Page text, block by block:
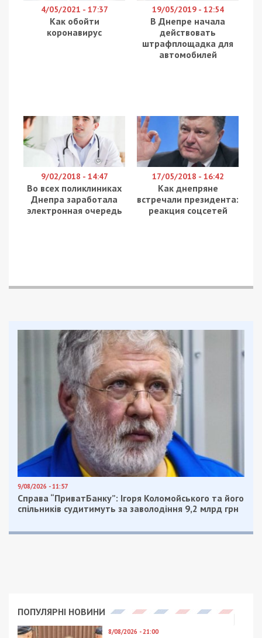
4/05/2021 - 17:37
Как обойти
коронавирус
19/05/2019 - 12:54
В Днепре начала
действовать
штрафплощадка для
автомобилей
9/02/2018 - 14:47
Во всех поликлиниках
Днепра заработала
электронная очередь
17/05/2018 - 16:42
Как днепряне
встречали президента:
реакция соцсетей
9/08/2026 - 11:57
Справа “ПриватБанку”: Ігоря Коломойського та його
спільників судитимуть за заволодіння 9,2 млрд грн
ПОПУЛЯРНІ НОВИНИ
8/08/2026 - 21:00